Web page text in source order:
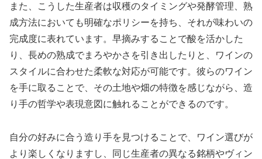
また、こうした生産者は収穫のタイミングや発酵管理、熟
成方法においても明確なポリシーを持ち、それが味わいの
完成度に表れています。早摘みすることで酸を活かした
り、長めの熟成でまろやかさを引き出したりと、ワインの
スタイルに合わせた柔軟な対応が可能です。彼らのワイン
を手に取ることで、その土地や畑の特徴を感じながら、造
り手の哲学や表現意図に触れることができるのです。
自分の好みに合う造り手を見つけることで、ワイン選びが
より楽しくなりますし、同じ生産者の異なる銘柄やヴィン